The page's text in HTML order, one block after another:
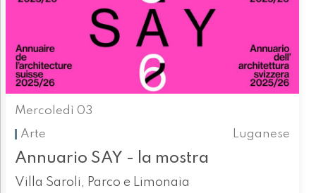
Mercoledì 03
Arte
Luganese
Annuario SAY - la mostra
Villa Saroli, Parco e Limonaia